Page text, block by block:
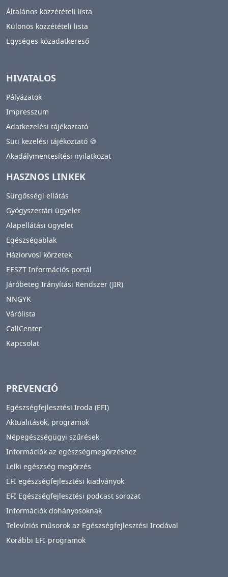
Általános közzétételi lista
Különös közzétételi lista
Egységes közadatkereső
HIVATALOS
Pályázatok
Impresszum
Adatkezelési tájékoztató
Süti kezelési tájékoztató 🍪
Akadálymentesítési nyilatkozat
HASZNOS LINKEK
Sürgősségi ellátás
Gyógyszertári ügyelet
Alapellátási ügyelet
Egészségablak
Háziorvosi körzetek
EESZT Információs portál
Járóbeteg Irányítási Rendszer (JIR)
NNGYK
Várólista
CallCenter
Kapcsolat
PREVENCIÓ
Egészségfejlesztési Iroda (EFI)
Aktualitások, programok
Népegészségügyi szűrések
Információk az egészségmegőrzéshez
Lelki egészség megőrzés
EFI egészségfejlesztési kiadványok
EFI Egészségfejlesztési podcast sorozat
Információk dohányosoknak
Televíziós műsorok az Egészségfejlesztési Irodával
Korábbi EFI-programok